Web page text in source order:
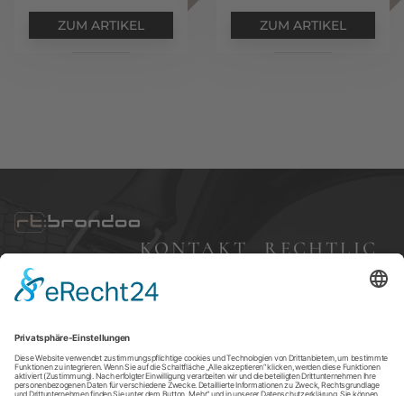
ZUM ARTIKEL ZUM ARTIKEL
KONTAKT
e
RECHTLIC
Versandkosten
Widerruf